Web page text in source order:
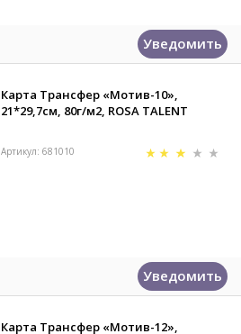
Уведомить
Карта Трансфер «Мотив-10»,
21*29,7см, 80г/м2, ROSA TALENT
Артикул: 681010
Уведомить
Карта Трансфер «Мотив-12»,